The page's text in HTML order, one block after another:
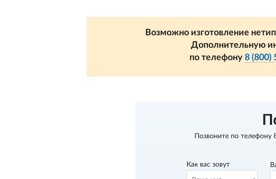
Возможно изготовление
Дополнительную
по телефону 8 (800)
Позвоните по телефону
Как вас зовут